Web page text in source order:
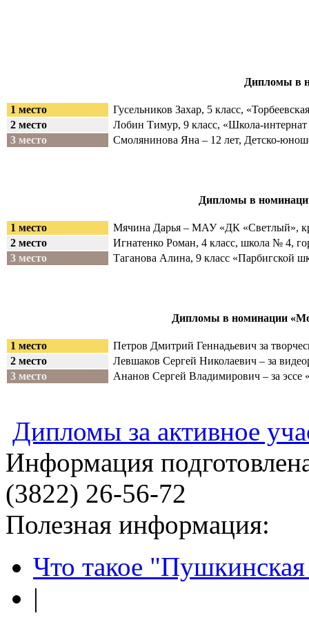
Дипломы в
1 место
Гусельников Захар, 5 класс,
2 место
Лобин Тимур, 9 класс, «Школа-
3 место
Смолянинова Яна – 12 лет, Детско-
Дипломы в
1 место
Мячина Дарья – МАУ «ДК «Светлый»,
2 место
Игнатенко Роман, 4 класс, школа № 4,
3 место
Таганова Алина, 9 класс «Парбигской
Дипломы в номинации
1 место
Петров Дмитрий Геннадьевич за
2 место
Левшаков Сергей Николаевич – за
3 место
Ананов Сергей Владимирович – за
Дипломы за активное
Информация
(3822) 26-56-72
Полезная информация:
Что такое "Пушкинская
|